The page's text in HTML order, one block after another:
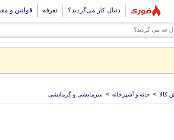
دنبال کار می‌گردید؟ تعرفه قوانین و
کالا > خانه و آشپزخانه > سرمایشی و گرمایشی